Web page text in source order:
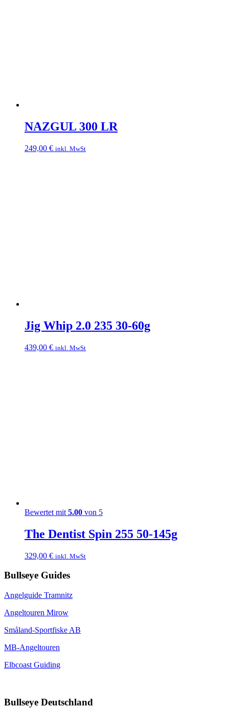
NAZGUL 300 LR
249,00 € inkl. MwSt
Jig Whip 2.0 235 30-60g
439,00 € inkl. MwSt
Bewertet mit 5.00 von 5
The Dentist Spin 255 50-145g
329,00 € inkl. MwSt
Bullseye Guides
Angelguide Tramnitz
Angeltouren Mirow
Småland-Sportfiske AB
MB-Angeltouren
Elbcoast Guiding
Bullseye Deutschland